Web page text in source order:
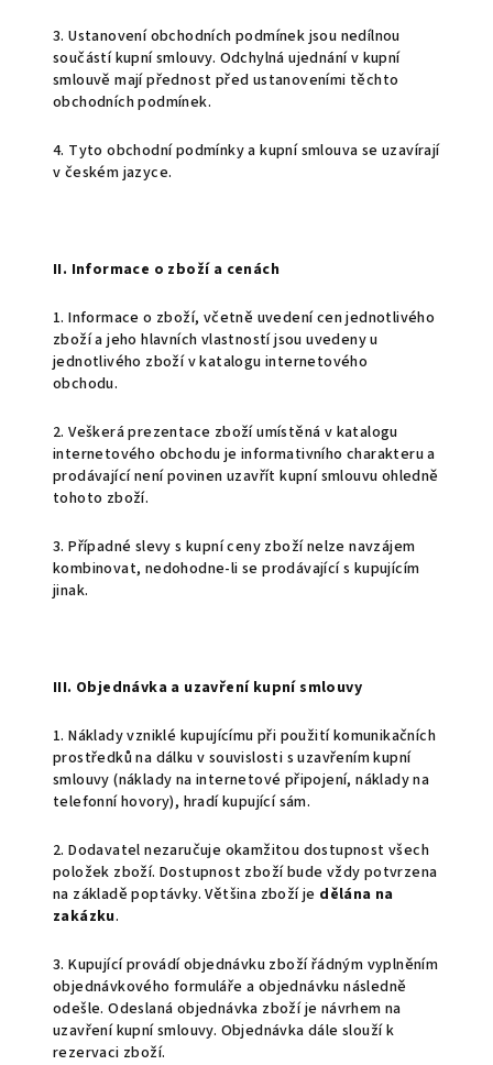
3. Ustanovení obchodních podmínek jsou nedílnou
součástí kupní smlouvy. Odchylná ujednání v kupní
smlouvě mají přednost před ustanoveními těchto
obchodních podmínek.
4. Tyto obchodní podmínky a kupní smlouva se uzavírají
v českém jazyce.
II. Informace o zboží a cenách
1. Informace o zboží, včetně uvedení cen jednotlivého
zboží a jeho hlavních vlastností jsou uvedeny u
jednotlivého zboží v katalogu internetového
obchodu.
2. Veškerá prezentace zboží umístěná v katalogu
internetového obchodu je informativního charakteru a
prodávající není povinen uzavřít kupní smlouvu ohledně
tohoto zboží.
3. Případné slevy s kupní ceny zboží nelze navzájem
kombinovat, nedohodne-li se prodávající s kupujícím
jinak.
III. Objednávka a uzavření kupní smlouvy
1. Náklady vzniklé kupujícímu při použití komunikačních
prostředků na dálku v souvislosti s uzavřením kupní
smlouvy (náklady na internetové připojení, náklady na
telefonní hovory), hradí kupující sám.
2. Dodavatel nezaručuje okamžitou dostupnost všech
položek zboží. Dostupnost zboží bude vždy potvrzena
na základě poptávky. Většina zboží je dělána na
zakázku.
3. Kupující provádí objednávku zboží řádným vyplněním
objednávkového formuláře a objednávku následně
odešle. Odeslaná objednávka zboží je návrhem na
uzavření kupní smlouvy. Objednávka dále slouží k
rezervaci zboží.